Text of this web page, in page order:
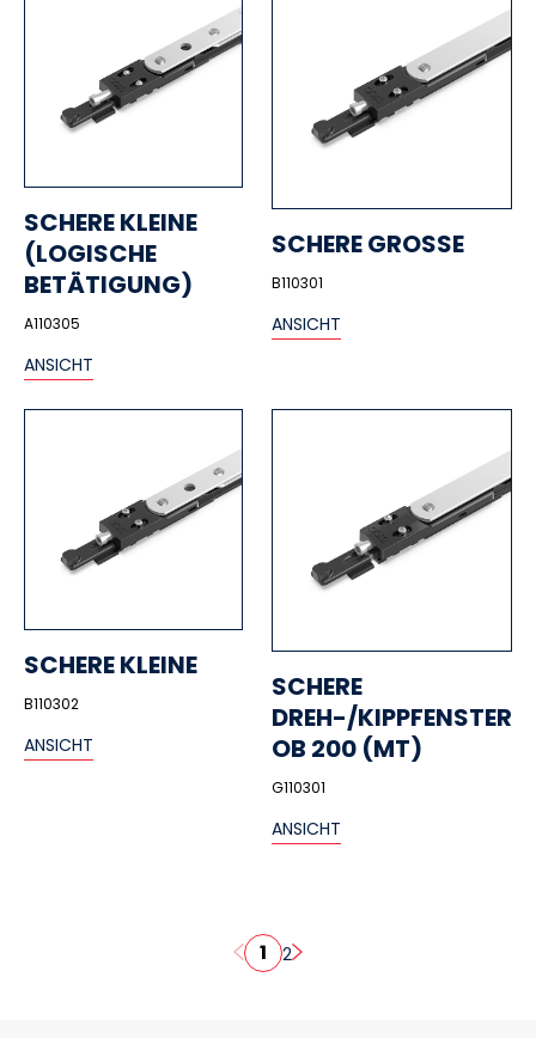
SCHERE KLEINE
(LOGISCHE
BETÄTIGUNG)
A110305
ANSICHT
SCHERE GROSSE
B110301
ANSICHT
SCHERE KLEINE
B110302
ANSICHT
SCHERE
DREH-/KIPPFENSTER
OB 200 (MT)
G110301
ANSICHT
1 2